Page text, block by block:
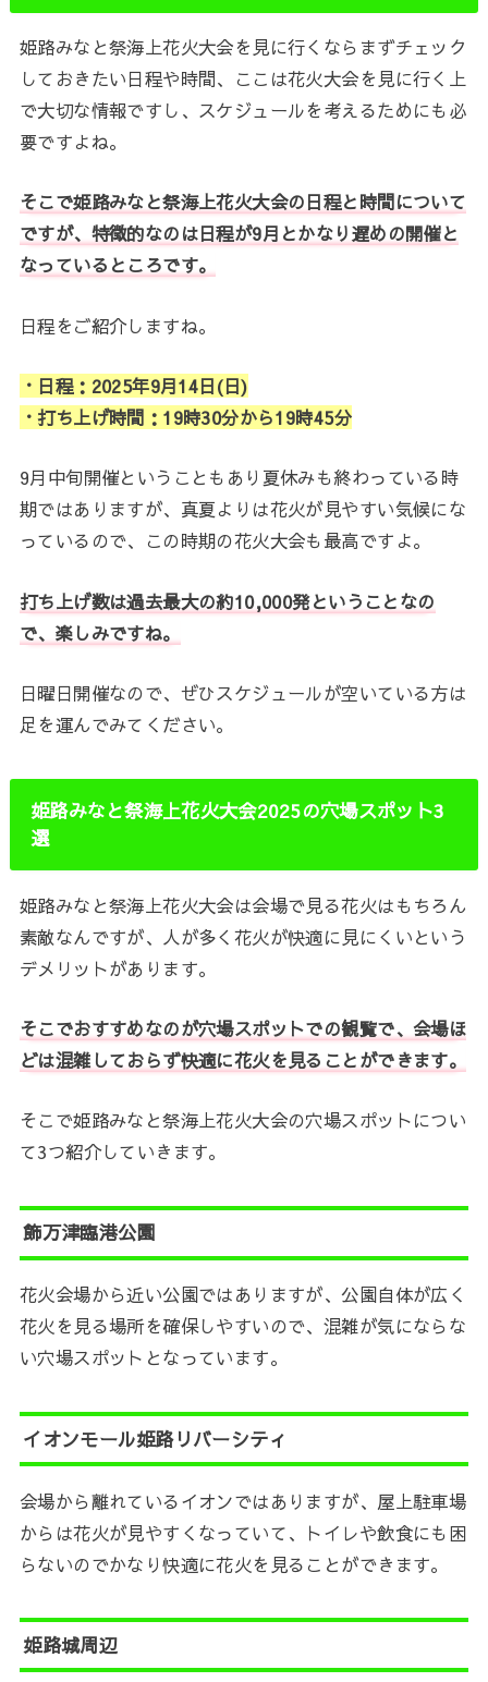
姫路みなと祭海上花火大会を見に行くならまずチェック
しておきたい日程や時間、ここは花火大会を見に行く上
で大切な情報ですし、スケジュールを考えるためにも必
要ですよね。
そこで姫路みなと祭海上花火大会の日程と時間について
ですが、特徴的なのは日程が9月とかなり遅めの開催と
なっているところです。
日程をご紹介しますね。
・日程：2025年9月14日(日)
・打ち上げ時間：19時30分から19時45分
9月中旬開催ということもあり夏休みも終わっている時
期ではありますが、真夏よりは花火が見やすい気候にな
っているので、この時期の花火大会も最高ですよ。
打ち上げ数は過去最大の約10,000発ということなの
で、楽しみですね。
日曜日開催なので、ぜひスケジュールが空いている方は
足を運んでみてください。
姫路みなと祭海上花火大会2025の穴場スポット3
選
姫路みなと祭海上花火大会は会場で見る花火はもちろん
素敵なんですが、人が多く花火が快適に見にくいという
デメリットがあります。
そこでおすすめなのが穴場スポットでの観覧で、会場ほ
どは混雑しておらず快適に花火を見ることができます。
そこで姫路みなと祭海上花火大会の穴場スポットについ
て3つ紹介していきます。
飾万津臨港公園
花火会場から近い公園ではありますが、公園自体が広く
花火を見る場所を確保しやすいので、混雑が気にならな
い穴場スポットとなっています。
イオンモール姫路リバーシティ
会場から離れているイオンではありますが、屋上駐車場
からは花火が見やすくなっていて、トイレや飲食にも困
らないのでかなり快適に花火を見ることができます。
姫路城周辺